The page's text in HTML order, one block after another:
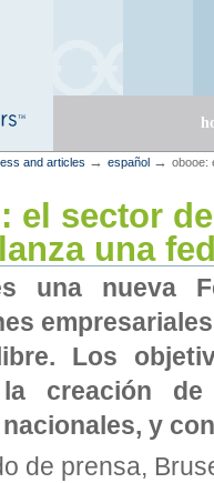
and articles → español → obooe:
el sector
una
una nueva
Los
creación
y
de prensa,